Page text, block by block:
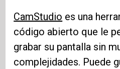
CamStudio es una
código abierto que le
grabar su pantalla sin
complejidades. Puede